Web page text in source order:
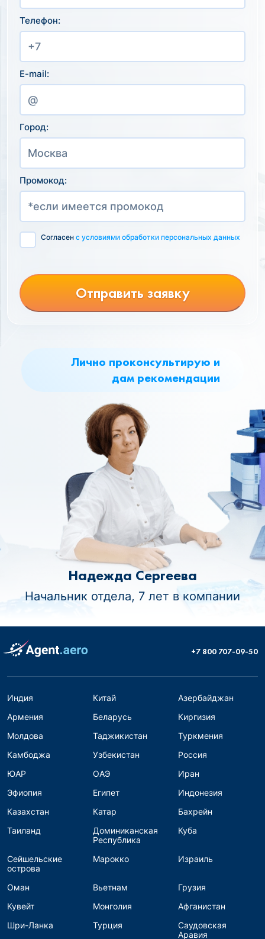
Лично проконсультирую и
дам рекомендации
Надежда Сергеева
Начальник отдела, 7 лет в компании
Телефон:
E-mail:
Город:
Промокод:
Согласен с условиями обработки персональных данных
Отправить заявку
+7 800 707-09-50
Индия Китай
Азербайджан
Армения
Беларусь
Киргизия
Молдова
Таджикистан
Туркмения
Камбоджа
Узбекистан
Россия
ЮАР
ОАЭ
Иран
Эфиопия
Египет
Индонезия
Казахстан
Катар
Бахрейн
Таиланд
Доминиканская
Республика
Куба
Сейшельские
острова
Марокко Израиль
Оман Вьетнам
Грузия
Кувейт
Монголия
Афганистан
Шри-Ланка
Турция
Саудовская
Аравия